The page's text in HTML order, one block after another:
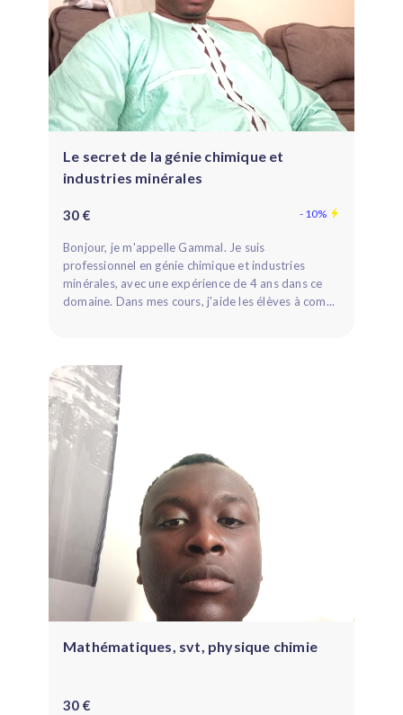
Le secret de la génie chimique et
industries minérales
30 € - 10%
Bonjour, je m'appelle Gammal. Je suis
professionnel en génie chimique et industries
minérales, avec une expérience de 4 ans dans ce
domaine. Dans mes cours, j'aide les élèves à com...
Mathématiques, svt, physique chimie
30 €